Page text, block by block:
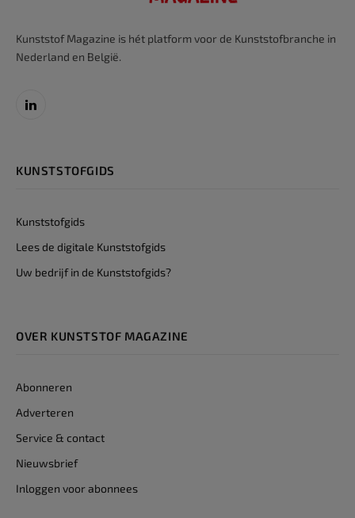
Kunststof Magazine is hét platform voor de Kunststofbranche in
Nederland en België.
LinkedIn
KUNSTSTOFGIDS
Kunststofgids
Lees de digitale Kunststofgids
Uw bedrijf in de Kunststofgids?
OVER KUNSTSTOF MAGAZINE
Abonneren
Adverteren
Service & contact
Nieuwsbrief
Inloggen voor abonnees